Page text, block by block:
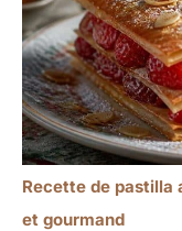
Recette de pastilla
et gourmand